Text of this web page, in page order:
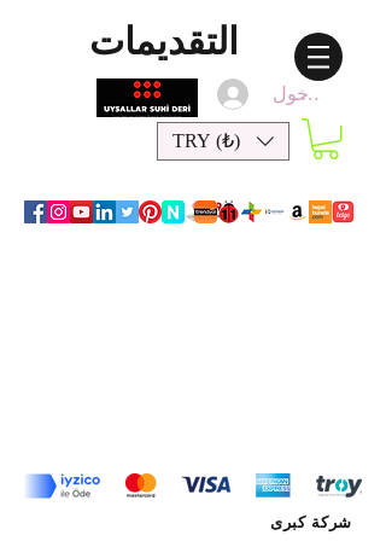
التقديمات
تسجيل الدخول
TRY (₺)
شركة كبرى